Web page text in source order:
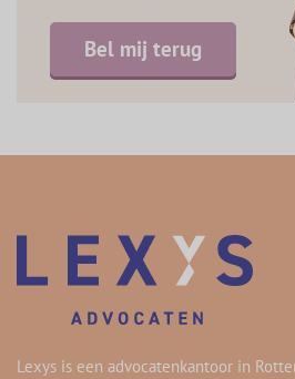
Bel mij terug
Lexys is een advocatenkantoor in